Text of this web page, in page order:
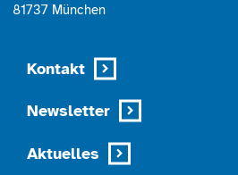
81737 München
Kontakt
Newsletter
Aktuelles